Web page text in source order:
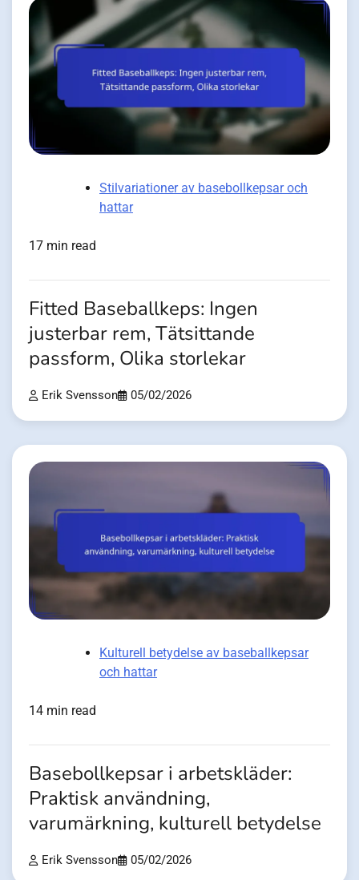
Stilvariationer av basebollkepsar och
hattar
17 min read
Fitted Baseballkeps: Ingen
justerbar rem, Tätsittande
passform, Olika storlekar
Erik Svensson 05/02/2026
Kulturell betydelse av baseballkepsar
och hattar
14 min read
Basebollkepsar i arbetskläder:
Praktisk användning,
varumärkning, kulturell betydelse
Erik Svensson 05/02/2026